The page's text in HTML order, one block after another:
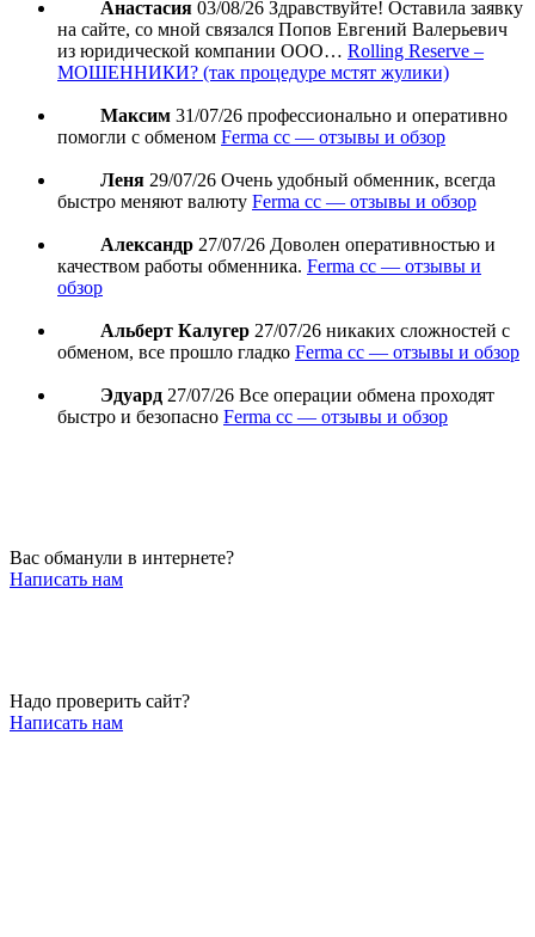
Анастасия 03/08/26 Здравствуйте! Оставила заявку
на сайте, со мной связался Попов Евгений Валерьевич
из юридической компании ООО… Rolling Reserve –
МОШЕННИКИ? (так процедуре мстят жулики)
Максим 31/07/26 профессионально и оперативно
помогли с обменом Ferma cc — отзывы и обзор
Леня 29/07/26 Очень удобный обменник, всегда
быстро меняют валюту Ferma cc — отзывы и обзор
Александр 27/07/26 Доволен оперативностью и
качеством работы обменника. Ferma cc — отзывы и
обзор
Альберт Калугер 27/07/26 никаких сложностей с
обменом, все прошло гладко Ferma cc — отзывы и обзор
Эдуард 27/07/26 Все операции обмена проходят
быстро и безопасно Ferma cc — отзывы и обзор
Вас обманули в интернете?
Написать нам
Надо проверить сайт?
Написать нам